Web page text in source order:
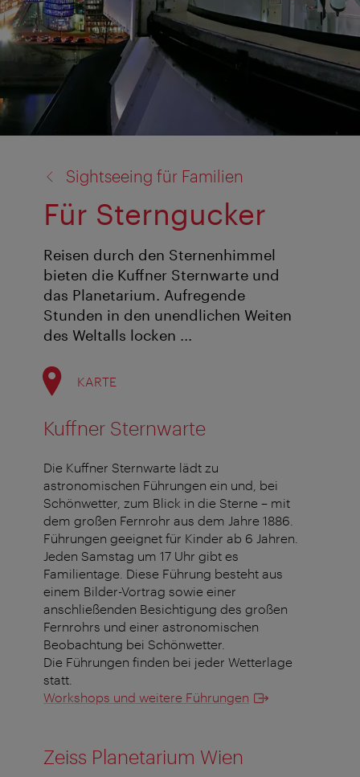
Sightseeing für Familien
Für Sterngucker
Reisen durch den Sternenhimmel
bieten die Kuffner Sternwarte und
das Planetarium. Aufregende
Stunden in den unendlichen Weiten
des Weltalls locken ...
KARTE
Kuffner Sternwarte
Die Kuffner Sternwarte lädt zu
astronomischen Führungen ein und, bei
Schönwetter, zum Blick in die Sterne – mit
dem großen Fernrohr aus dem Jahre 1886.
Führungen geeignet für Kinder ab 6 Jahren.
Jeden Samstag um 17 Uhr gibt es
Familientage. Diese Führung besteht aus
einem Bilder-Vortrag sowie einer
anschließenden Besichtigung des großen
Fernrohrs und einer astronomischen
Beobachtung bei Schönwetter.
Die Führungen finden bei jeder Wetterlage
statt.
Workshops und weitere Führungen
Zeiss Planetarium Wien